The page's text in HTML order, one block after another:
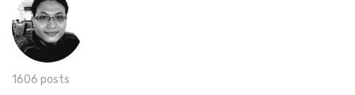
1606 posts